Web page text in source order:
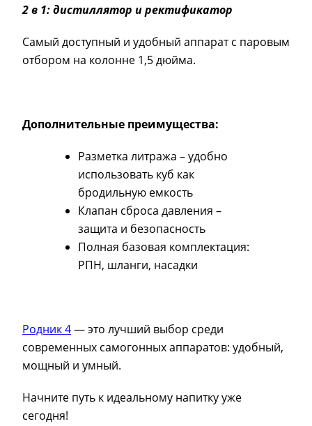
2 в 1: дистиллятор и ректификатор
Самый доступный и удобный аппарат с паровым
отбором на колонне 1,5 дюйма.
Дополнительные преимущества:
Разметка литража – удобно
использовать куб как
бродильную емкость
Клапан сброса давления –
защита и безопасность
Полная базовая комплектация:
РПН, шланги, насадки
Родник 4— это лучший выбор среди
современных самогонных аппаратов: удобный,
мощный и умный.
Начните путь к идеальному напитку уже
сегодня!